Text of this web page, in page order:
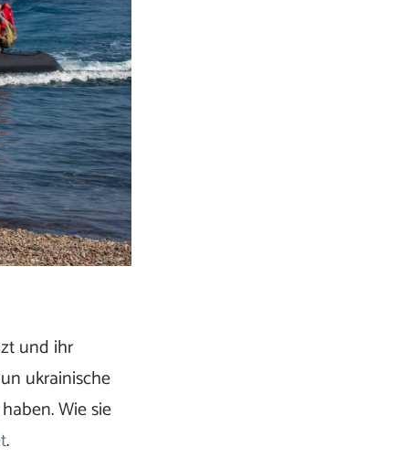
und ihr
ukrainische
Wie sie
.